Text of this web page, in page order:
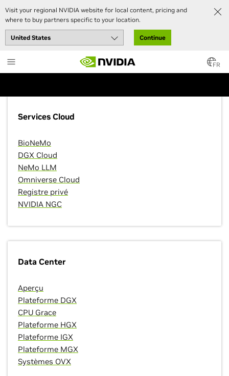
Visit your regional NVIDIA website for local content, pricing and
where to buy partners specific to your location.
Continue
to
main
FR
Produits
Produits NVIDIA pouvant combler les besoins de
votre entreprise.
Services Cloud
BioNeMo
DGX Cloud
NeMo LLM
Omniverse Cloud
Registre privé
NVIDIA NGC
Data Center
Aperçu
Plateforme DGX
CPU Grace
Plateforme HGX
Plateforme IGX
Plateforme MGX
Systèmes OVX